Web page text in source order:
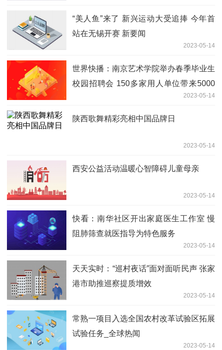
“美人鱼”来了 新兴运动大受追捧 今年首
站在无锡开赛 新要闻
2023-05-14
世界快播：南京艺术学院举办春季毕业生
校园招聘会 150多家用人单位带来5000
2023-05-14
陕西歌舞精彩亮相中国品牌日
2023-05-14
西安公益活动温暖心智障碍儿童母亲
2023-05-14
快看：南华社区开出家庭医生工作室 慢
阻肺筛查就医指导为特色服务
2023-05-14
天天实时：“巡村夜话”面对面听民声 张家
港市助推巡察提质增效
2023-05-14
常熟一项目入选全国农村改革试验区拓展
试验任务_全球热闻
2023-05-14